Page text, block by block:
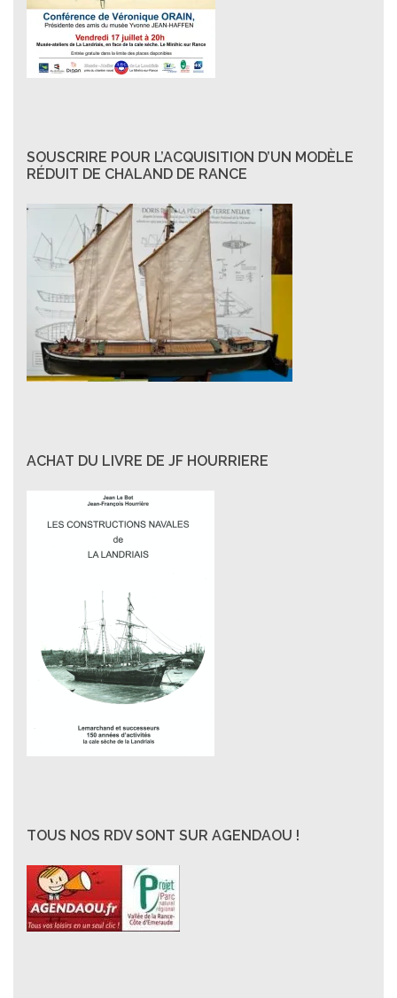
SOUSCRIRE POUR L’ACQUISITION D’UN MODÈLE
RÉDUIT DE CHALAND DE RANCE
ACHAT DU LIVRE DE JF HOURRIERE
TOUS NOS RDV SONT SUR AGENDAOU !